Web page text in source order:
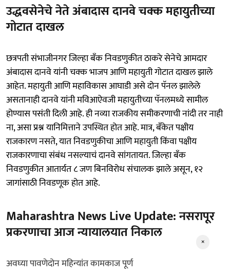
उद्धवसेनेचे नेते अंबादास दानवे चक्क महायुतीच्या
गोटात दाखल
छत्रपती संभाजीनगर जिल्हा बँक निवडणुकीत ठाकरे सेनेचे आमदार
अंबादास दानवे यांनी चक्क भाजप आणि महायुती गोटात दाखल झाले
आहेत. महायुती आणि महाविकास आघाडी असे दोन पॅनल झालेले
असतानाही दानवे यांनी मविआऐवजी महायुतीच्या पॅनलमध्ये सामील
होण्यास पसंती दिली आहे. ही नव्या राजकीय समीकरणाची नांदी तर नाही
ना, असा प्रश्न यानिमित्ताने उपस्थित होत आहे. मात्र, बँकेत पक्षीय
राजकारण नसते, यात निवडणुकीचा आणि महायुती किंवा पक्षीय
राजकारणाचा संबंध नसल्याचं दानवे सांगतायत. जिल्हा बँक
निवडणुकीत आतार्यत ८ जण बिनविरोध संचालक झाले असून, १२
जागांसाठी निवडणूक होत आहे.
Maharashtra News Live Update: नसरापूर
प्रकरणाचा आज न्यायालयात निकाल
अवघ्या पावणेदोन महिन्यांत कामकाज पूर्ण
×